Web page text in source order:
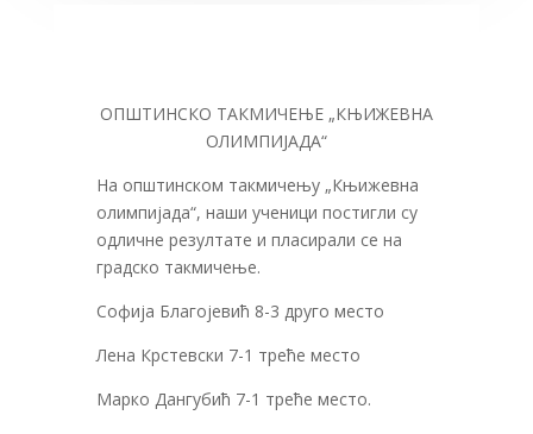
OПШТИНСКО ТАКМИЧЕЊЕ „КЊИЖЕВНА
ОЛИМПИЈАДА“
На општинском такмичењу „Књижевна
олимпијада“, наши ученици постигли су
одличне резултате и пласирали се на
градско такмичење.
Софија Благојевић 8-3 друго место
Лена Крстевски 7-1 треће место
Марко Дангубић 7-1 треће место.